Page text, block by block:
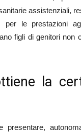
assistenziali,
per le prestazioni
figli di genitori non
la
presentare,